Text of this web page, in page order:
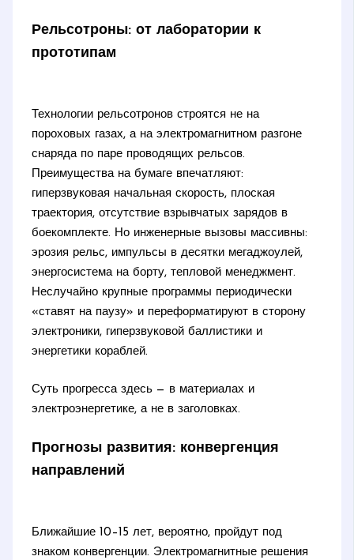
Рельсотроны: от лаборатории к
прототипам
Технологии рельсотронов строятся не на
пороховых газах, а на электромагнитном разгоне
снаряда по паре проводящих рельсов.
Преимущества на бумаге впечатляют:
гиперзвуковая начальная скорость, плоская
траектория, отсутствие взрывчатых зарядов в
боекомплекте. Но инженерные вызовы массивны:
эрозия рельс, импульсы в десятки мегаджоулей,
энергосистема на борту, тепловой менеджмент.
Неслучайно крупные программы периодически
«ставят на паузу» и переформатируют в сторону
электроники, гиперзвуковой баллистики и
энергетики кораблей.
Суть прогресса здесь — в материалах и
электроэнергетике, а не в заголовках.
Прогнозы развития: конвергенция
направлений
Ближайшие 10–15 лет, вероятно, пройдут под
знаком конвергенции. Электромагнитные решения